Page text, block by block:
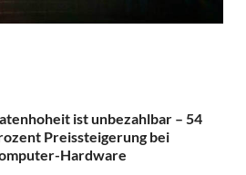
ist unbezahlbar – 54
Preissteigerung bei
Hardware